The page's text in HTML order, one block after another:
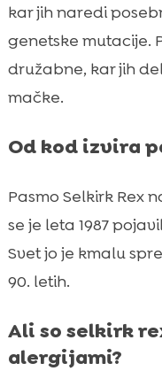
kar jih naredi
genetske mutacije.
družabne, kar jih
mačke.
Od kod izvira
Pasmo Selkirk Rex
se je leta 1987
Svet jo je kmalu
90. letih.
Ali so selkirk
alergijami?